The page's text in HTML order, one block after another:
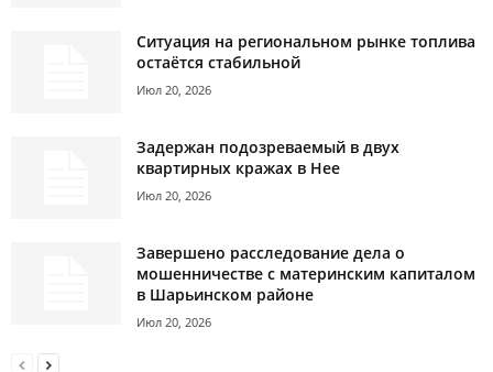
Ситуация на региональном рынке топлива
остаётся стабильной
Июл 20, 2026
Задержан подозреваемый в двух
квартирных кражах в Нее
Июл 20, 2026
Завершено расследование дела о
мошенничестве с материнским капиталом
в Шарьинском районе
Июл 20, 2026